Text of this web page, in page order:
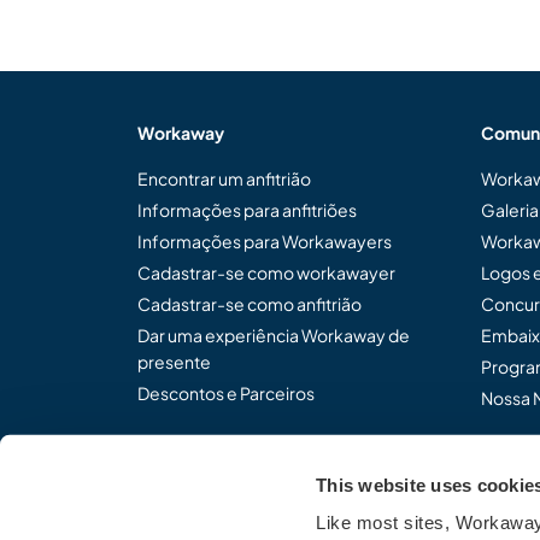
This website uses
Like most sites,
Workaway
Encontrar um anfitrião
Informações para anfitriões
Informações para Workawayers
Cadastrar-se como workawayer
Cadastrar-se como anfitrião
Dar uma experiência Workaway de
presente
Descontos e Parceiros
Logos
Nossa
Compartilhe o modo de